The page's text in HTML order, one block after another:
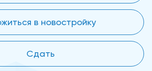
в новостройку
Сдать